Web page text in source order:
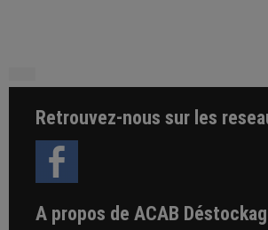
Retrouvez-nous sur les
A propos de ACAB